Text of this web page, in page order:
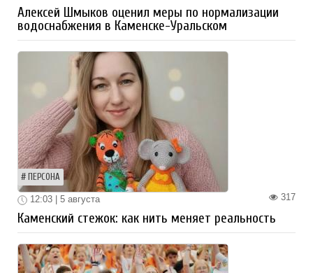
Алексей Шмыков оценил меры по нормализации
водоснабжения в Каменске-Уральском
ПЕРСОНА
317
12:03 | 5 августа
Каменский стежок: как нить меняет реальность